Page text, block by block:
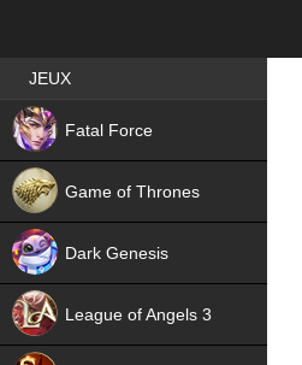
Best RPG games in France
JEUX
Fatal Force
Game of Thrones
Dark Genesis
League of Angels 3